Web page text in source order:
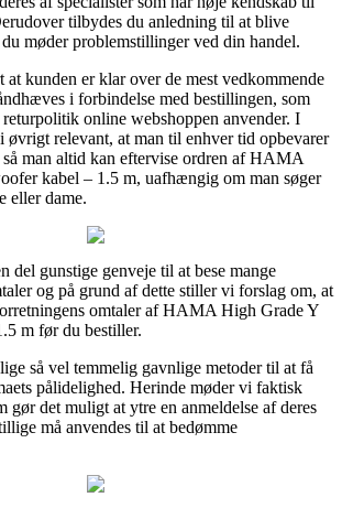
tilbydes du anledning til at blive
møder problemstillinger ved din handel.
at kunden er klar over de mest vedkommende
i forbindelse med bestillingen, som
online webshoppen anvender. I
øvrigt relevant, at man til enhver tid opbevarer
man altid kan eftervise ordren af HAMA
kabel – 1.5 m, uafhængig om man søger
eller dame.
del gunstige genveje til at bese mange
og på grund af dette stiller vi forslag om, at
omtaler af HAMA High Grade Y
m før du bestiller.
så vel temmelig gavnlige metoder til at få
pålidelighed. Herinde møder vi faktisk
gør det muligt at ytre en anmeldelse af deres
må anvendes til at bedømme